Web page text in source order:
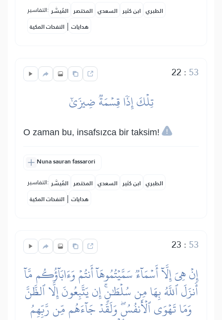
التفاسير: المُيسَّر المختصر السعدي ابن كثير الطبري
النفحات المكية | هدايات
22 : 53
تِلۡكَ إِذٗا قِسۡمَةٞ ضِيزَىٰٓ
O zaman bu, insafsızca bir taksim!
Nuna sauran fassarori
التفاسير: المُيسَّر المختصر السعدي ابن كثير الطبري
النفحات المكية | هدايات
23 : 53
إِنۡ هِيَ إِلَّآ أَسۡمَآءٞ سَمَّيۡتُمُوهَآ أَنتُمۡ وَءَابَآؤُكُم مَّآ
أَنزَلَ ٱللَّهُ بِهَا مِن سُلۡطَٰنٍۚ إِن يَتَّبِعُونَ إِلَّا ٱلظَّنَّ
وَمَا تَهۡوَى ٱلۡأَنفُسُۖ وَلَقَدۡ جَآءَهُم مِّن رَّبِّهِمُ